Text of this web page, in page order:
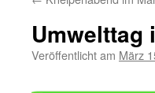
Umwelttag
Veröffentlicht am März